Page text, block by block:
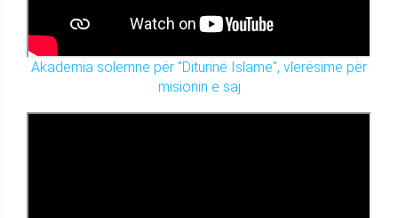
Akademia solemne për "Diturinë Islame", vlerësime për
misionin e saj